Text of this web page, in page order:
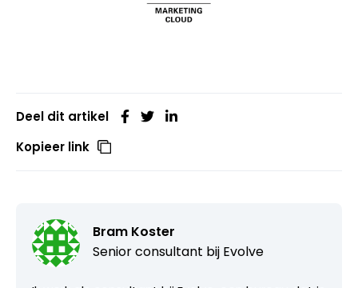
Deel dit artikel
Kopieer link
Bram Koster
Senior consultant bij Evolve